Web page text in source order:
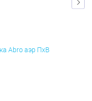
Abro аэр ПхВ